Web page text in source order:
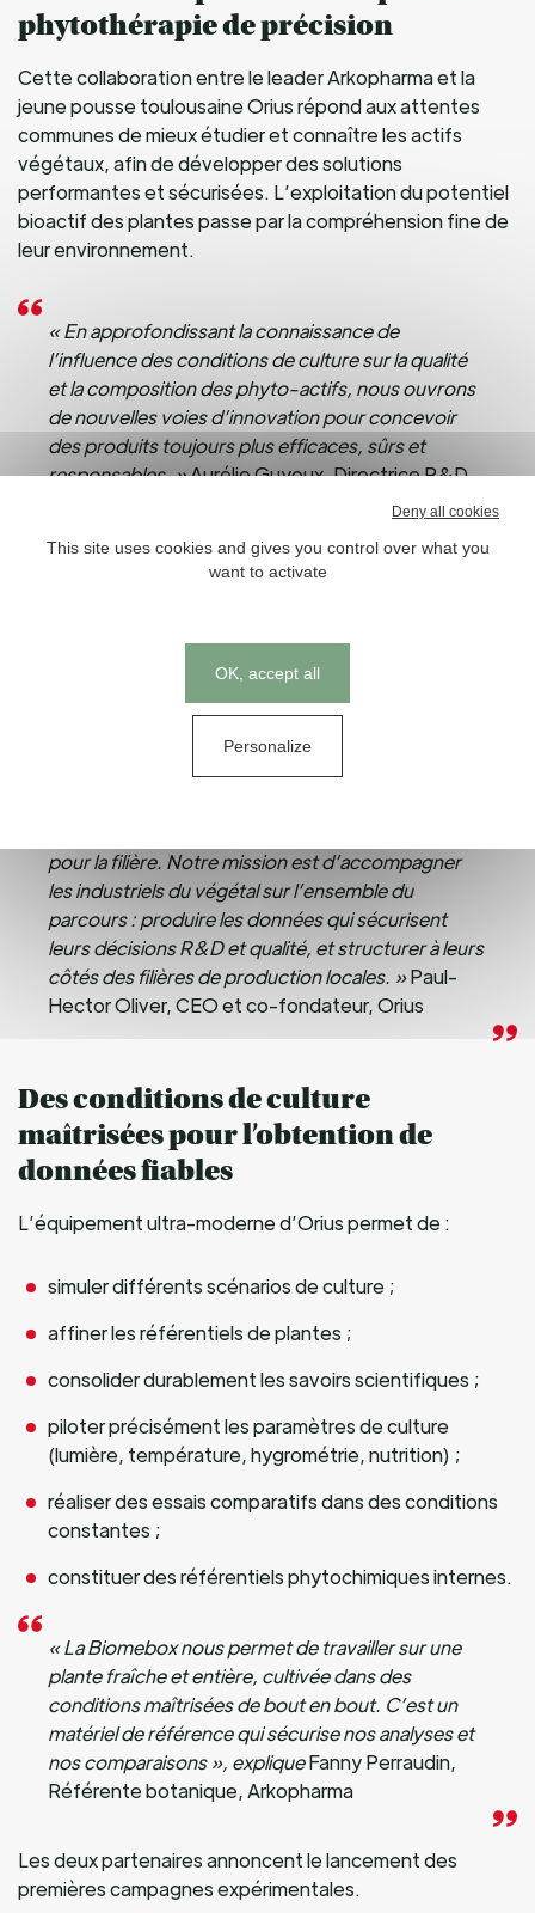
phytothérapie de précision
Cette collaboration entre le leader Arkopharma et la
jeune pousse toulousaine Orius répond aux attentes
communes de mieux étudier et connaître les actifs
végétaux, afin de développer des solutions
performantes et sécurisées. L’exploitation du potentiel
bioactif des plantes passe par la compréhension fine de
leur environnement.
« En approfondissant la connaissance de
l’influence des conditions de culture sur la qualité
et la composition des phyto-actifs, nous ouvrons
de nouvelles voies d’innovation pour concevoir
des produits toujours plus efficaces, sûrs et
responsables. »Aurélie Guyoux, Directrice R&D
renforce notre approche de phytothérapie de
Isabelle Socquet, Directrice
Communication Scientifique, Arkopharma
pour la filière. Notre mission est d’accompagner
les industriels du végétal sur l’ensemble du
parcours : produire les données qui sécurisent
leurs décisions R&D et qualité, et structurer à leurs
côtés des filières de production locales. »Paul-
Hector Oliver, CEO et co-fondateur, Orius
Des conditions de culture
maîtrisées pour l’obtention de
données fiables
L’équipement ultra-moderne d’Orius permet de :
simuler différents scénarios de culture ;
affiner les référentiels de plantes ;
consolider durablement les savoirs scientifiques ;
piloter précisément les paramètres de culture
(lumière, température, hygrométrie, nutrition) ;
réaliser des essais comparatifs dans des conditions
constantes ;
constituer des référentiels phytochimiques internes.
« La Biomebox nous permet de travailler sur une
plante fraîche et entière, cultivée dans des
conditions maîtrisées de bout en bout. C’est un
matériel de référence qui sécurise nos analyses et
nos comparaisons », expliqueFanny Perraudin,
Référente botanique, Arkopharma
Les deux partenaires annoncent le lancement des
premières campagnes expérimentales.
Cookies management panel
This site uses cookies and gives you control over what you
want to activate
OK, accept all
Deny all cookies
Personalize